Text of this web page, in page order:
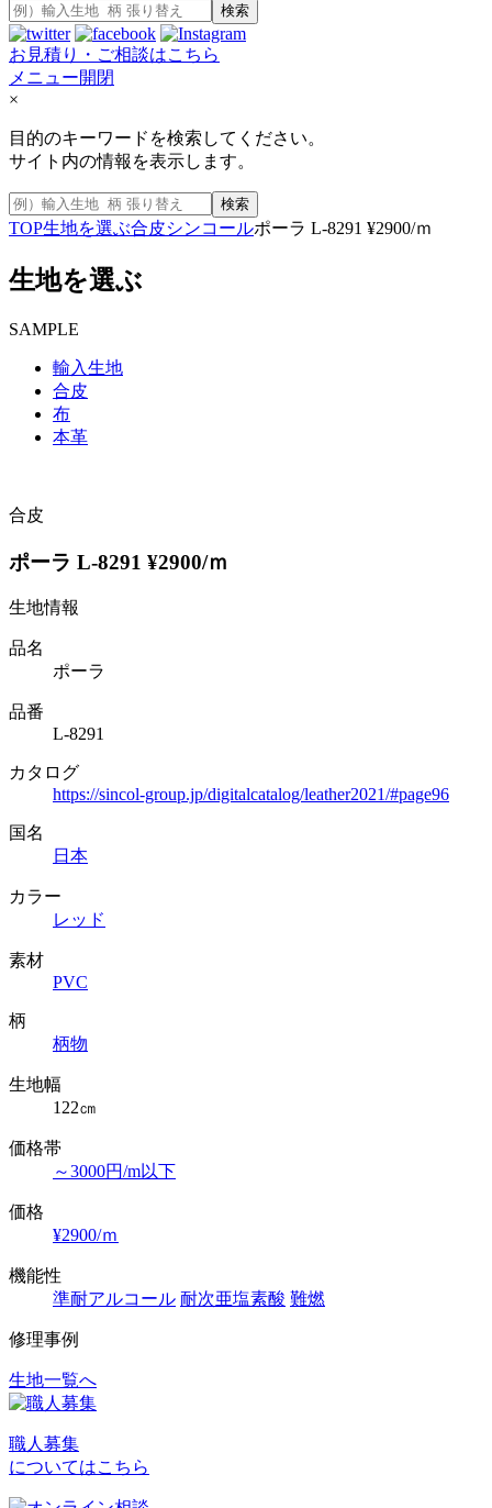
検索
お見積り・ご相談はこちら
メニュー開閉
×
目的のキーワードを検索してください。
サイト内の情報を表示します。
検索
TOP生地を選ぶ合皮シンコールポーラ L-8291 ¥2900/ｍ
生地を選ぶ
SAMPLE
輸入生地
合皮
布
本革
合皮
ポーラ L-8291 ¥2900/ｍ
生地情報
品名
ポーラ
品番
L-8291
カタログ
https://sincol-group.jp/digitalcatalog/leather2021/#page96
国名
日本
カラー
レッド
素材
PVC
柄
柄物
生地幅
122㎝
価格帯
～3000円/m以下
価格
¥2900/ｍ
機能性
準耐アルコール 耐次亜塩素酸 難燃
修理事例
投
ナ
ビ
生地一覧へ
職人募集
についてはこちら